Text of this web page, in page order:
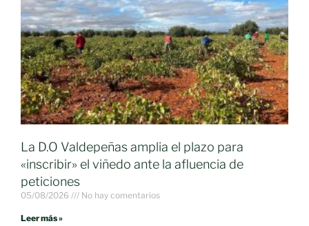
La D.O Valdepeñas amplia el plazo para
«inscribir» el viñedo ante la afluencia de
peticiones
05/08/2026 No hay comentarios
Leer más »